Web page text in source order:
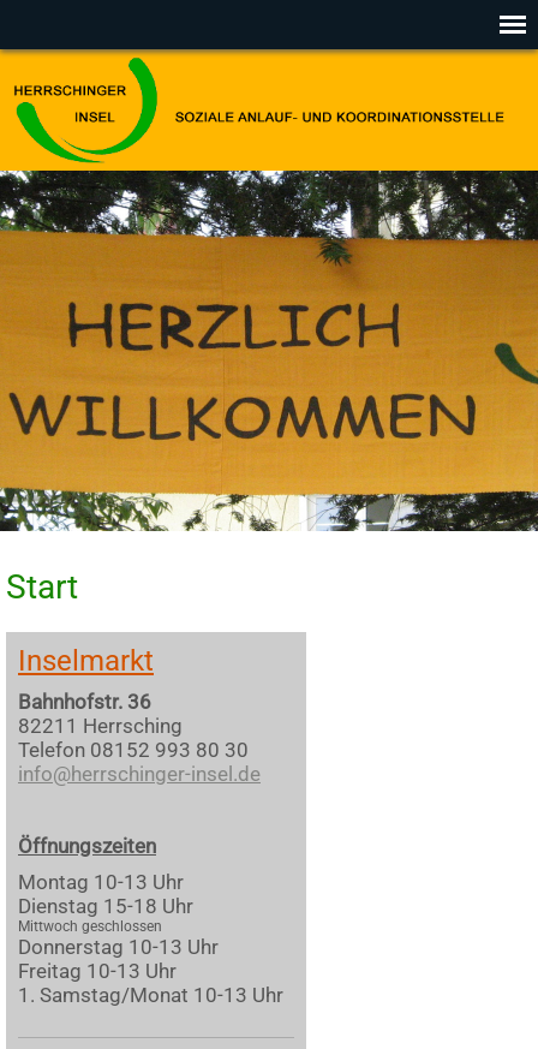
Start
Inselmarkt
Bahnhofstr. 36
82211 Herrsching
Telefon 08152 993 80 30
info@herrschinger-insel.de
Öffnungszeiten
Montag 10-13 Uhr
Dienstag 15-18 Uhr
Mittwoch geschlossen
Donnerstag 10-13 Uhr
Freitag 10-13 Uhr
1. Samstag/Monat 10-13 Uhr